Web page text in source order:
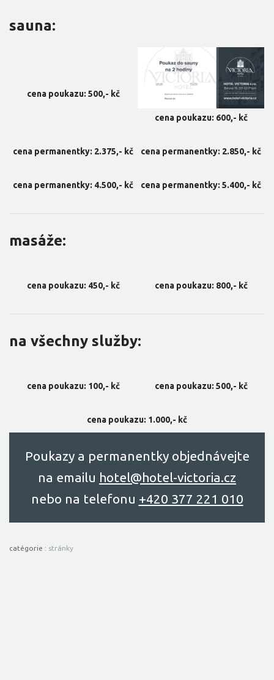
sauna:
cena poukazu: 500,- kč
cena poukazu: 600,- kč
cena permanentky: 2.375,- kč cena permanentky: 2.850,- kč
cena permanentky: 4.500,- kč cena permanentky: 5.400,- kč
masáže:
cena poukazu: 450,- kč cena poukazu: 800,- kč
na všechny služby:
cena poukazu: 100,- kč cena poukazu: 500,- kč
cena poukazu: 1.000,- kč
Poukazy a permanentky objednávejte
na emailu hоtel@hоtel-victоriа.cz
nebo na telefonu +420 377 221 010
catégorie : stránky